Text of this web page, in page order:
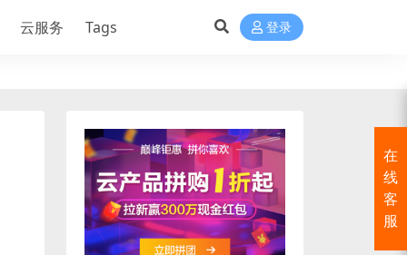
云服务 Tags 登录
在
线
客
服